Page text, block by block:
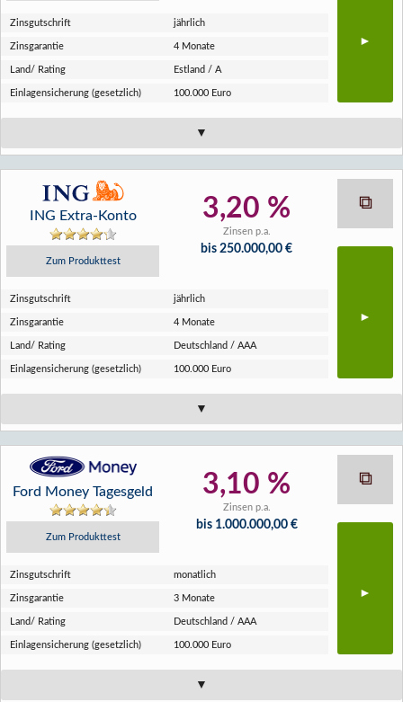
Zins­gutschrift jährlich
Zins­garantie 4 Monate
Land/ Rating Estland / A
Einlagen­sicherung (gesetzlich) 100.000 Euro
ING Extra-Konto
Zum Produkttest
3,20 %
Zinsen p.a.
bis 250.000,00 €
Zins­gutschrift jährlich
Zins­garantie 4 Monate
Land/ Rating Deutschland / AAA
Einlagen­sicherung (gesetzlich) 100.000 Euro
Ford Money Tagesgeld
Zum Produkttest
3,10 %
Zinsen p.a.
bis 1.000.000,00 €
Zins­gutschrift monatlich
Zins­garantie 3 Monate
Land/ Rating Deutschland / AAA
Einlagen­sicherung (gesetzlich) 100.000 Euro